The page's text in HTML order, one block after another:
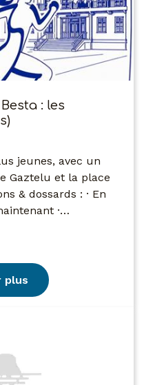
: les
jeunes, avec un
Gaztelu et la place
& dossards : · En
·…
plus